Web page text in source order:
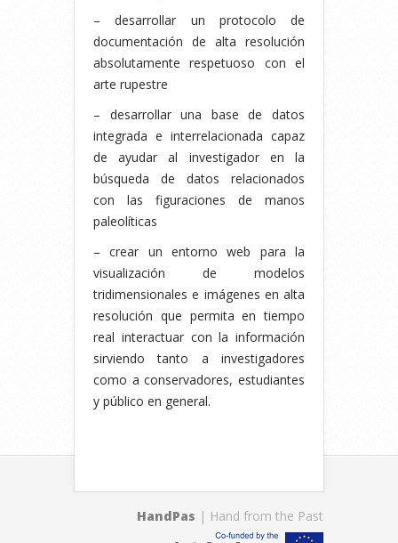
– desarrollar un protocolo de
documentación de alta resolución
absolutamente respetuoso con el
arte rupestre
– desarrollar una base de datos
integrada e interrelacionada capaz
de ayudar al investigador en la
búsqueda de datos relacionados
con las figuraciones de manos
paleolíticas
– crear un entorno web para la
visualización de modelos
tridimensionales e imágenes en alta
resolución que permita en tiempo
real interactuar con la información
sirviendo tanto a investigadores
como a conservadores, estudiantes
y público en general.
HandPas | Hand from the Past